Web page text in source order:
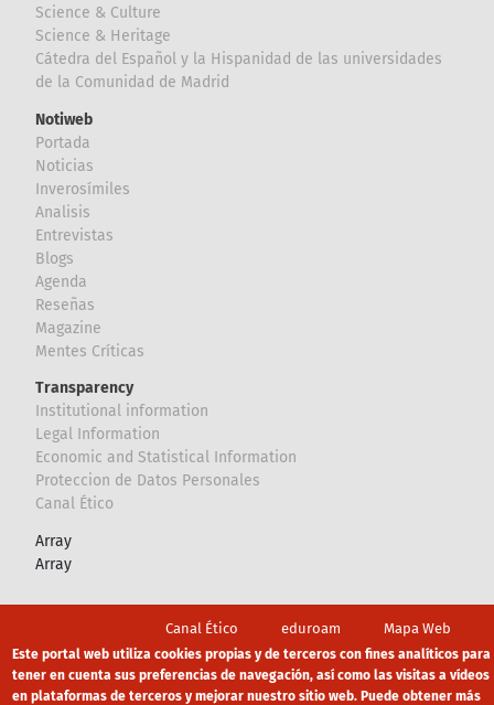
Science & Culture
Science & Heritage
Cátedra del Español y la Hispanidad de las universidades
de la Comunidad de Madrid
Notiweb
Portada
Noticias
Inverosímiles
Analisis
Entrevistas
Blogs
Agenda
Reseñas
Magazine
Mentes Críticas
Transparency
Institutional information
Legal Information
Economic and Statistical Information
Proteccion de Datos Personales
Canal Ético
Array
Array
Canal Ético eduroam Mapa Web
Política privacidad Política de cookies Aviso legal
Este portal web utiliza cookies propias y de terceros con fines analíticos para
tener en cuenta sus preferencias de navegación, así como las visitas a vídeos
en plataformas de terceros y mejorar nuestro sitio web. Puede obtener más